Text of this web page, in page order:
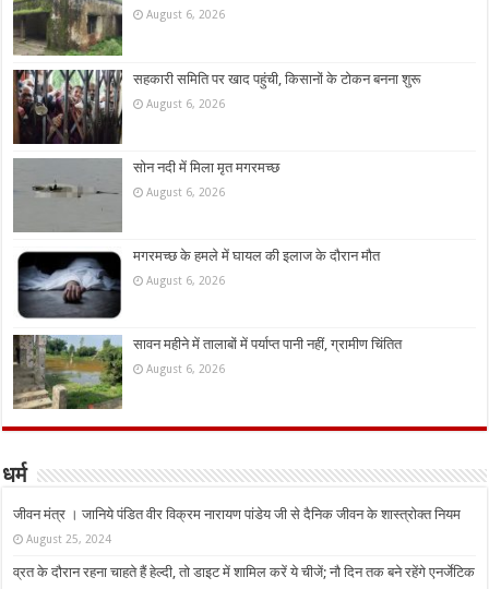
August 6, 2026
सहकारी समिति पर खाद पहुंची, किसानों के टोकन बनना शुरू
August 6, 2026
सोन नदी में मिला मृत मगरमच्छ
August 6, 2026
मगरमच्छ के हमले में घायल की इलाज के दौरान मौत
August 6, 2026
सावन महीने में तालाबों में पर्याप्त पानी नहीं, ग्रामीण चिंतित
August 6, 2026
धर्म
जीवन मंत्र । जानिये पंडित वीर विक्रम नारायण पांडेय जी से दैनिक जीवन के शास्त्रोक्त नियम
August 25, 2024
व्रत के दौरान रहना चाहते हैं हेल्दी, तो डाइट में शामिल करें ये चीजें; नौ दिन तक बने रहेंगे एनर्जेटिक